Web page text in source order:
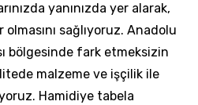
yanınızda yer alarak,
sağlıyoruz. Anadolu
bölgesinde fark etmeksizin
malzeme ve işçilik ile
Hamidiye tabela